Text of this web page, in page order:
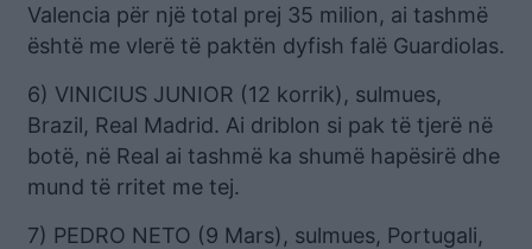
Valencia për një total prej 35 milion, ai tashmë
është me vlerë të paktën dyfish falë Guardiolas.
6) VINICIUS JUNIOR (12 korrik), sulmues,
Brazil, Real Madrid. Ai driblon si pak të tjerë në
botë, në Real ai tashmë ka shumë hapësirë ​​dhe
mund të rritet me tej.
7) PEDRO NETO (9 Mars), sulmues, Portugali,